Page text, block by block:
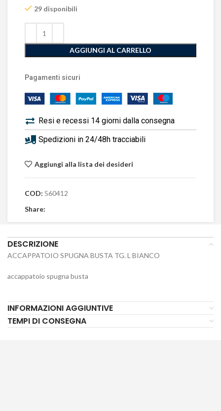
29 disponibili
AGGIUNGI AL CARRELLO
Pagamenti sicuri
Resi e recessi 14 giorni dalla consegna
Spedizioni in 24/48h tracciabili
Aggiungi alla lista dei desideri
COD: 560412
Share:
DESCRIZIONE
ACCAPPATOIO SPUGNA BUSTA TG. L BIANCO
accappatoio spugna busta
INFORMAZIONI AGGIUNTIVE
TEMPI DI CONSEGNA